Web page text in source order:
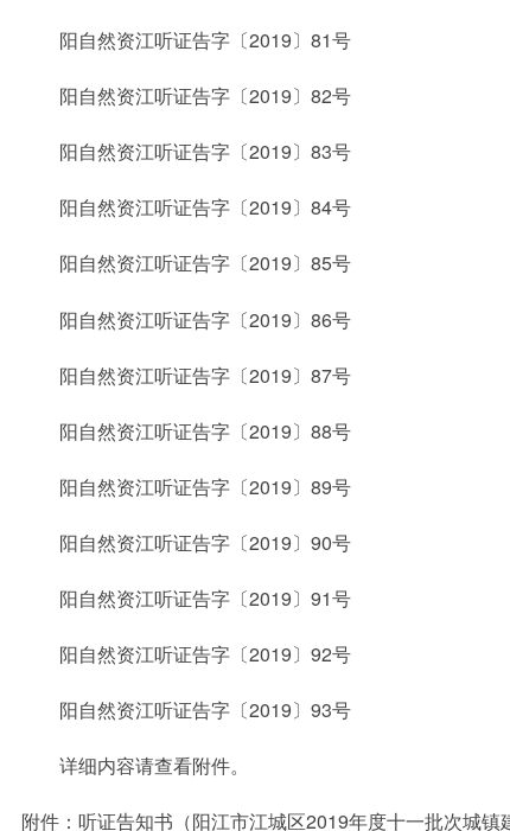
阳自然资江听证告字〔2019〕81号
阳自然资江听证告字〔2019〕82号
阳自然资江听证告字〔2019〕83号
阳自然资江听证告字〔2019〕84号
阳自然资江听证告字〔2019〕85号
阳自然资江听证告字〔2019〕86号
阳自然资江听证告字〔2019〕87号
阳自然资江听证告字〔2019〕88号
阳自然资江听证告字〔2019〕89号
阳自然资江听证告字〔2019〕90号
阳自然资江听证告字〔2019〕91号
阳自然资江听证告字〔2019〕92号
阳自然资江听证告字〔2019〕93号
详细内容请查看附件。
件： 听证告知书（阳江市江城区2019年度十一批次城镇